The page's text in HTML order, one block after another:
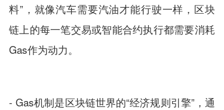
料”，就像汽车需要汽油才能行驶一样，区块
链上的每一笔交易或智能合约执行都需要消耗
Gas作为动力。
- Gas机制是区块链世界的“经济规则引擎”，通